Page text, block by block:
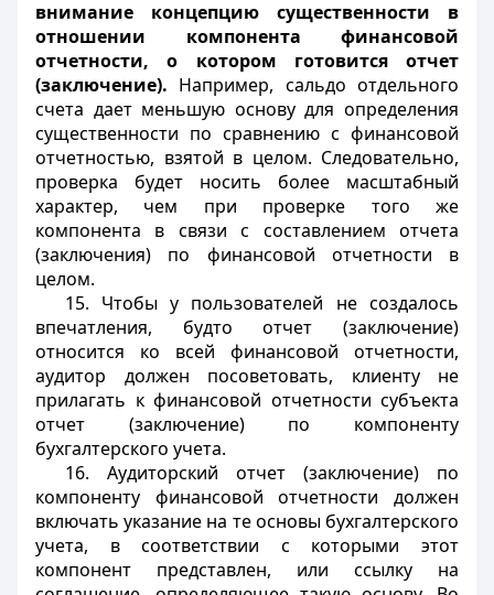
внимание концепцию существенности в
отношении компонента финансовой
отчетности, о котором готовится отчет
(заключение). Например, сальдо отдельного
счета дает меньшую основу для определения
существенности по сравнению с финансовой
отчетностью, взятой в целом. Следовательно,
проверка будет носить более масштабный
характер, чем при проверке того же
компонента в связи с составлением отчета
(заключения) по финансовой отчетности в
целом.
15. Чтобы у пользователей не создалось
впечатления, будто отчет (заключение)
относится ко всей финансовой отчетности,
аудитор должен посоветовать, клиенту не
прилагать к финансовой отчетности субъекта
отчет (заключение) по компоненту
бухгалтерского учета.
16. Аудиторский отчет (заключение) по
компоненту финансовой отчетности должен
включать указание на те основы бухгалтерского
учета, в соответствии с которыми этот
компонент представлен, или ссылку на